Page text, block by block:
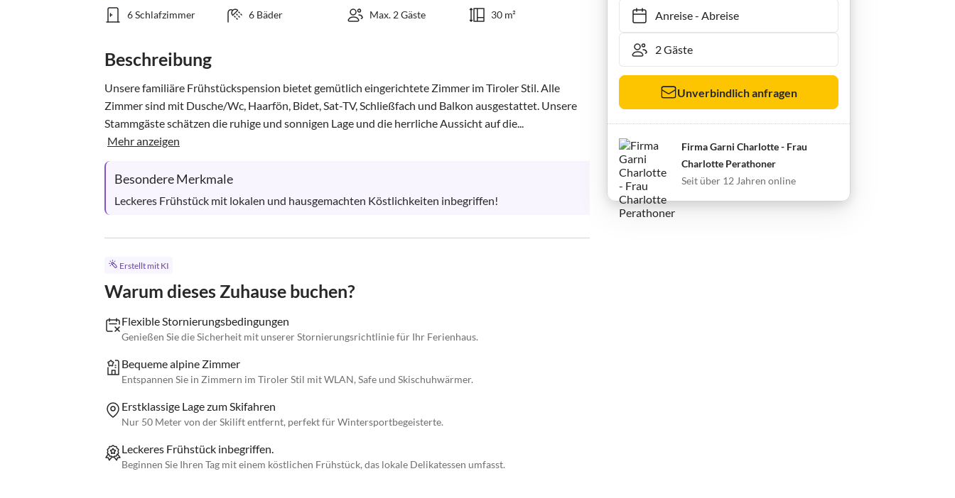
6 Schlafzimmer 6 Bäder Max. 2 Gäste 30 m²
Beschreibung
Unsere familiäre Frühstückspension bietet gemütlich eingerichtete Zimmer im Tiroler Stil. Alle
Zimmer sind mit Dusche/Wc, Haarfön, Bidet, Sat-TV, Schließfach und Balkon ausgestattet. Unsere
Stammgäste schätzen die ruhige und sonnigen Lage und die herrliche Aussicht auf die...
Mehr anzeigen
Besondere Merkmale
Leckeres Frühstück mit lokalen und hausgemachten Köstlichkeiten inbegriffen!
Erstellt mit KI
Warum dieses Zuhause buchen?
Flexible Stornierungsbedingungen
Genießen Sie die Sicherheit mit unserer Stornierungsrichtlinie für Ihr Ferienhaus.
Bequeme alpine Zimmer
Entspannen Sie in Zimmern im Tiroler Stil mit WLAN, Safe und Skischuhwärmer.
Erstklassige Lage zum Skifahren
Nur 50 Meter von der Skilift entfernt, perfekt für Wintersportbegeisterte.
Leckeres Frühstück inbegriffen.
Beginnen Sie Ihren Tag mit einem köstlichen Frühstück, das lokale Delikatessen umfasst.
Anreise- Abreise
Unverbindlich anfragen
Firma Garni Charlotte - Frau
Charlotte Perathoner
Seit über 12 Jahren online